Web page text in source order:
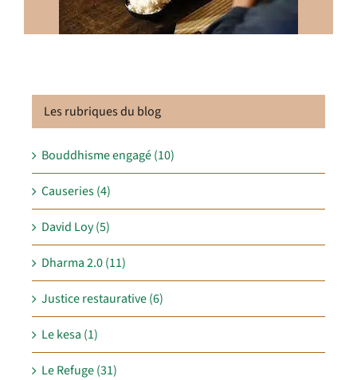
Les rubriques du blog
Bouddhisme engagé (10)
Causeries (4)
David Loy (5)
Dharma 2.0 (11)
Justice restaurative (6)
Le kesa (1)
Le Refuge (31)